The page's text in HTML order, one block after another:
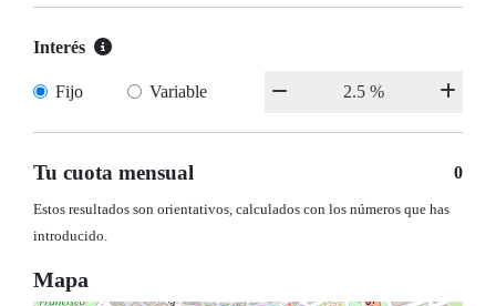
Interés
Fijo Variable
Tu cuota mensual 0
Estos resultados son orientativos, calculados con los números que has
introducido.
Mapa